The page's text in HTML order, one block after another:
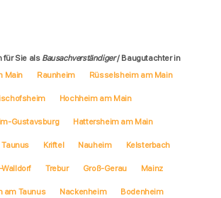
für Sie als Bausachverständiger/ Baugutachter in
Main
Raunheim Rüsselsheim am Main
Hochheim am Main
Gustavsburg Hattersheim am Main
Kriftel Nauheim Kelsterbach
Trebur Groß-Gerau Mainz
am Taunus Nackenheim Bodenheim